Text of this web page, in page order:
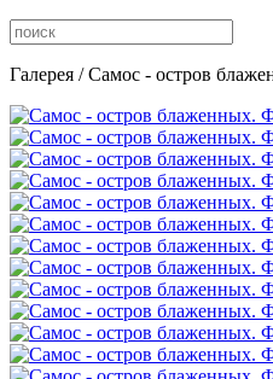
Галерея / Самос - остров